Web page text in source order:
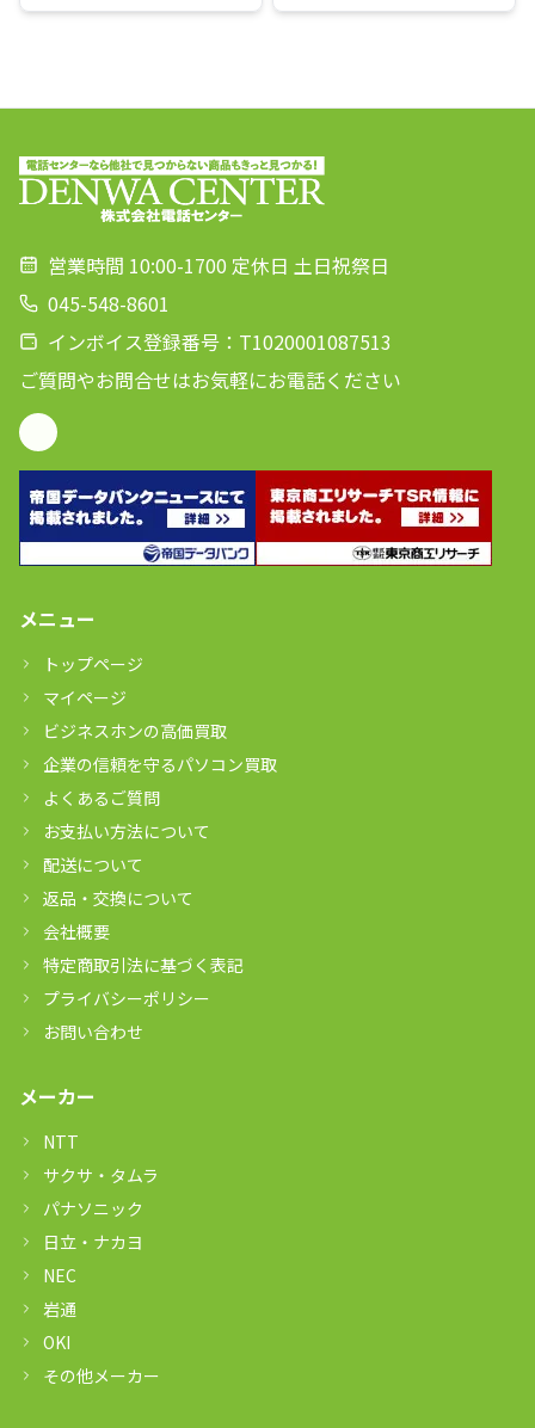
営業時間 10:00-1700 定休日 土日祝祭日
045-548-8601
インボイス登録番号：T1020001087513
ご質問やお問合せはお気軽にお電話ください
メニュー
トップページ
マイページ
ビジネスホンの高価買取
企業の信頼を守るパソコン買取
よくあるご質問
お支払い方法について
配送について
返品・交換について
会社概要
特定商取引法に基づく表記
プライバシーポリシー
お問い合わせ
メーカー
NTT
サクサ・タムラ
パナソニック
日立・ナカヨ
NEC
岩通
OKI
その他メーカー